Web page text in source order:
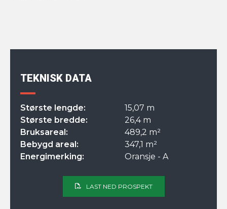
TEKNISK DATA
Største lengde:
15,07 m
Største bredde:
26,4 m
Bruksareal:
489,2 m²
Bebygd areal:
347,1 m²
Energimerking:
Oransje - A
LAST NED PROSPEKT